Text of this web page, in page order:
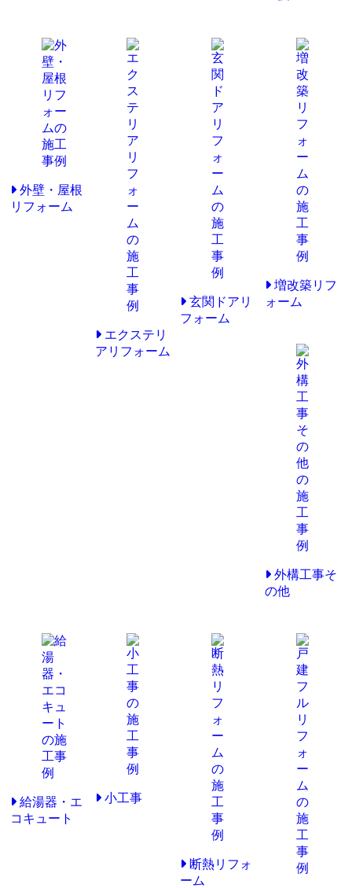
外壁・屋根
リフォーム
エクステリ
アリフォーム
玄関ドアリ
フォーム
増改築リフ
ォーム
外構工事そ
の他
給湯器・エ
コキュート
小工事
断熱リフォ
ーム